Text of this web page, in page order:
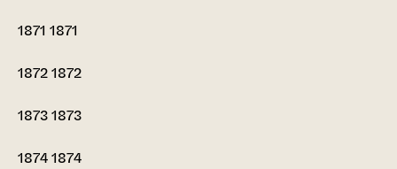
1871 1871
18721872
18731873
18741874